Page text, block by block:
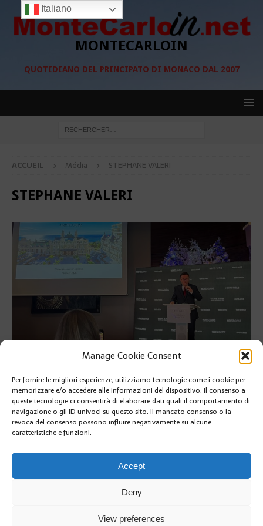
Manage Cookie Consent
Per fornire le migliori esperienze, utilizziamo tecnologie come i cookie per
memorizzare e/o accedere alle informazioni del dispositivo. Il consenso a
queste tecnologie ci consentirà di elaborare dati quali il comportamento di
navigazione o gli ID univoci su questo sito. Il mancato consenso o la
revoca del consenso possono influire negativamente su alcune
caratteristiche e funzioni.
Accept
Deny
View preferences
MONTECARLOIN
QUOTIDIANO DEL PRINCIPATO DI MONACO DAL 2007
ACCUEIL Média STEPHANE VALERI
STEPHANE VALERI
Monte-Carlo SBM: Record di presenze per le feste e grandi
progetti annunciati da Valeri
Monte-Carlo SBM: Record di presenze per le feste e grandi
progetti annunciati da Valeri
Italiano